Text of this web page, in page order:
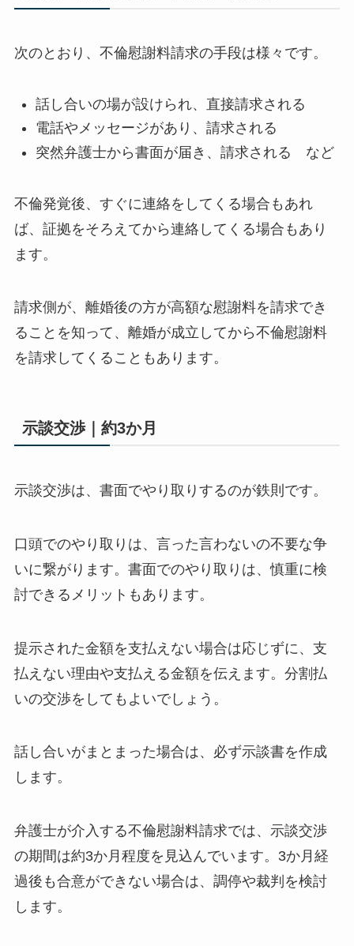
次のとおり、不倫慰謝料請求の手段は様々です。
話し合いの場が設けられ、直接請求される
電話やメッセージがあり、請求される
突然弁護士から書面が届き、請求される など
不倫発覚後、すぐに連絡をしてくる場合もあれ
ば、証拠をそろえてから連絡してくる場合もあり
ます。
請求側が、離婚後の方が高額な慰謝料を請求でき
ることを知って、離婚が成立してから不倫慰謝料
を請求してくることもあります。
示談交渉｜約3か月
示談交渉は、書面でやり取りするのが鉄則です。
口頭でのやり取りは、言った言わないの不要な争
いに繋がります。書面でのやり取りは、慎重に検
討できるメリットもあります。
提示された金額を支払えない場合は応じずに、支
払えない理由や支払える金額を伝えます。分割払
いの交渉をしてもよいでしょう。
話し合いがまとまった場合は、必ず示談書を作成
します。
弁護士が介入する不倫慰謝料請求では、示談交渉
の期間は約3か月程度を見込んでいます。3か月経
過後も合意ができない場合は、調停や裁判を検討
します。